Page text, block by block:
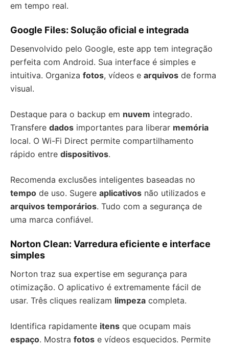
em tempo real.
Google Files: Solução oficial e integrada
Desenvolvido pelo Google, este app tem integração
perfeita com Android. Sua interface é simples e
intuitiva. Organiza fotos, vídeos e arquivos de forma
visual.
Destaque para o backup em nuvem integrado.
Transfere dados importantes para liberar memória
local. O Wi-Fi Direct permite compartilhamento
rápido entre dispositivos.
Recomenda exclusões inteligentes baseadas no
tempo de uso. Sugere aplicativos não utilizados e
arquivos temporários. Tudo com a segurança de
uma marca confiável.
Norton Clean: Varredura eficiente e interface
simples
Norton traz sua expertise em segurança para
otimização. O aplicativo é extremamente fácil de
usar. Três cliques realizam limpeza completa.
Identifica rapidamente itens que ocupam mais
espaço. Mostra fotos e vídeos esquecidos. Permite